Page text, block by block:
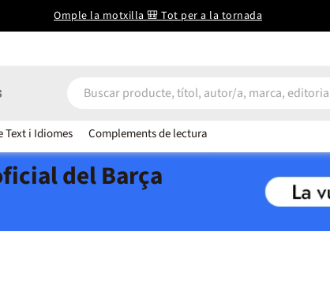
Omple la motxilla 🎒 Tot per a la tornada
Text i Idiomes Complements de lectura
del Barça